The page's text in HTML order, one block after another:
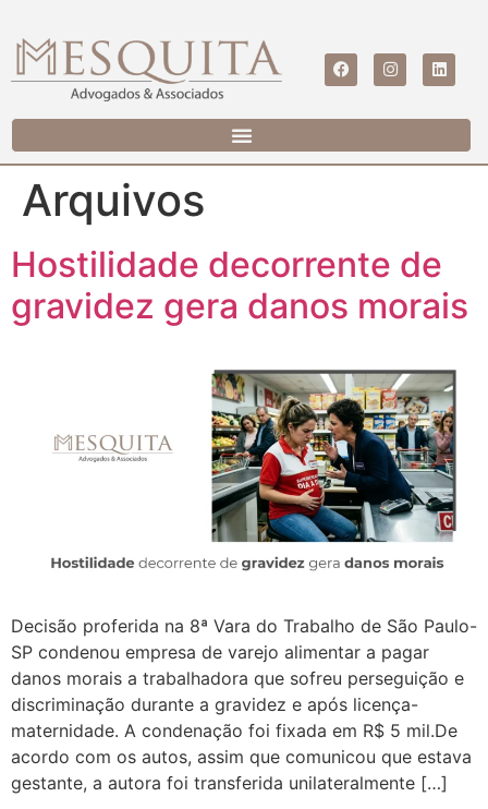
Arquivos
Hostilidade decorrente de
gravidez gera danos morais
Decisão proferida na 8ª Vara do Trabalho de São Paulo-
SP condenou empresa de varejo alimentar a pagar
danos morais a trabalhadora que sofreu perseguição e
discriminação durante a gravidez e após licença-
maternidade. A condenação foi fixada em R$ 5 mil.De
acordo com os autos, assim que comunicou que estava
gestante, a autora foi transferida unilateralmente […]